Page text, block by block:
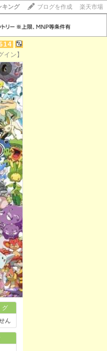
キング ブログを作成 楽天市場
イン】
15記事にいいね！で1ポイント
10秒滞在
いいね!
ん